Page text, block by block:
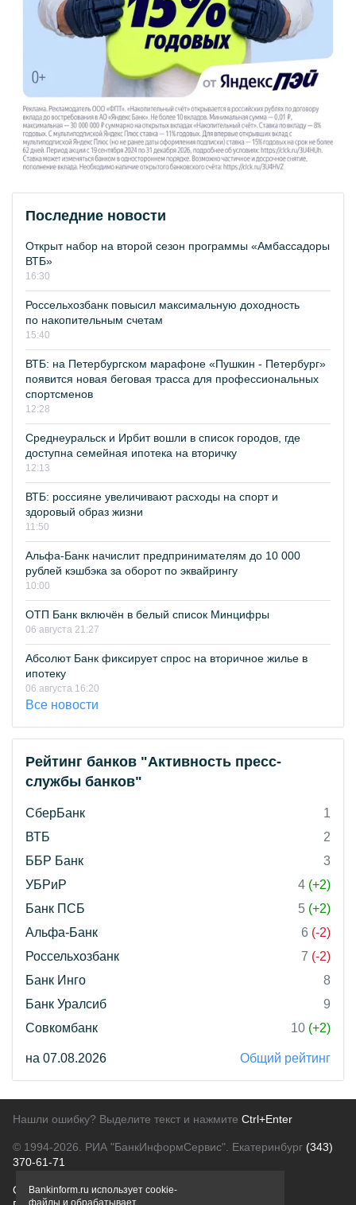
Последние новости
Открыт набор на второй сезон программы «Амбассадоры
ВТБ»
16:30
Россельхозбанк повысил максимальную доходность
по накопительным счетам
15:40
ВТБ: на Петербургском марафоне «Пушкин - Петербург»
появится новая беговая трасса для профессиональных
спортсменов
12:28
Среднеуральск и Ирбит вошли в список городов, где
доступна семейная ипотека на вторичку
12:13
ВТБ: россияне увеличивают расходы на спорт и
здоровый образ жизни
11:50
Альфа-Банк начислит предпринимателям до 10 000
рублей кэшбэка за оборот по эквайрингу
10:00
ОТП Банк включён в белый список Минцифры
06 августа 21:27
Абсолют Банк фиксирует спрос на вторичное жилье в
ипотеку
06 августа 16:20
Все новости
Рейтинг банков "Активность пресс-
службы банков"
СберБанк
1
ВТБ
2
ББР Банк
3
УБРиР
4 (+2)
Банк ПСБ
5 (+2)
Альфа-Банк
6 (-2)
Россельхозбанк
7 (-2)
Банк Инго
8
Банк Уралсиб
9
Совкомбанк
10 (+2)
на 07.08.2026 Общий рейтинг
Нашли ошибку? Выделите текст и нажмите Ctrl+Enter
© 1994-2026. РИА "БанкИнформСервис". Екатеринбург (343)
370-61-71
О проектеПолитика конфиденциальности
Bankinform.ru использует cookie-
файлы и обрабатывает